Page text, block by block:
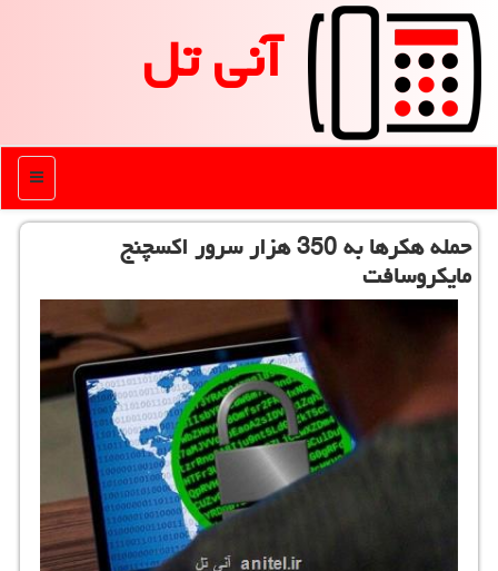
آنی تل
منو
حمله هكرها به 350 هزار سرور اكسچنج
مایكروسافت